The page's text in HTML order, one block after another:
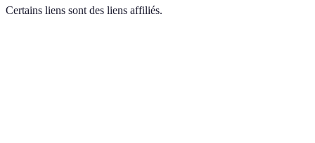
Certains liens sont des liens affiliés.